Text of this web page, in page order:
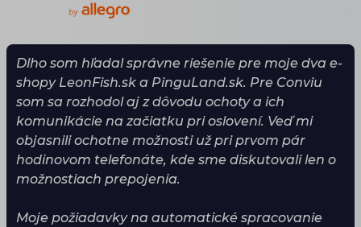
Dlho som hľadal správne riešenie pre moje dva e-
shopy LeonFish.sk a PinguLand.sk. Pre Conviu
som sa rozhodol aj z dôvodu ochoty a ich
komunikácie na začiatku pri oslovení. Veď mi
objasnili ochotne možnosti už pri prvom pár
hodinovom telefonáte, kde sme diskutovali len o
možnostiach prepojenia.
Moje požiadavky na automatické spracovanie